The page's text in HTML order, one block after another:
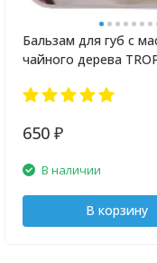
Бальзам для губ с
чайного дерева
650 ₽
В наличии
В корзину